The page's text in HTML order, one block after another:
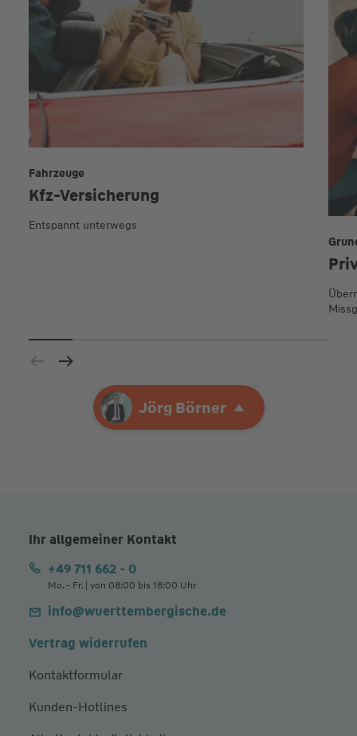
Ihre AgenturJörg Börner
Jörg Börner
Kfz-Versicherung
Fahrzeuge
Entspannt unterwegs
Ihr allgemeiner Kontakt
+49 711 662 - 0
Mo. - Fr. | von 08:00 bis 18:00 Uhr
info@wuerttembergische.de
Vertrag widerrufen
Kontaktformular
Kunden-Hotlines